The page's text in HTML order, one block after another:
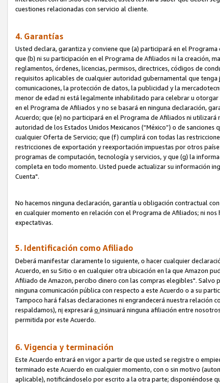
cuestiones relacionadas con servicio al cliente.
4. Garantías
Usted declara, garantiza y conviene que (a) participará en el
que (b) ni su participación en el Programa de Afiliados ni la creación,
reglamentos, órdenes, licencias, permisos, directrices, códigos de
requisitos aplicables de cualquier autoridad gubernamental que
comunicaciones, la protección de datos, la publicidad y la
menor de edad ni está legalmente inhabilitado para celebrar u
en el Programa de Afiliados y no se basará en ninguna declaración,
Acuerdo; que (e) no participará en el Programa de Afiliados ni
autoridad de los Estados Unidos Mexicanos (“México”) o de
cualquier Oferta de Servicio; que (f) cumplirá con todas las
restricciones de exportación y reexportación impuestas por otros
programas de computación, tecnología y servicios, y que (g) la
completa en todo momento. Usted puede actualizar su información
Cuenta".
No hacemos ninguna declaración, garantía u obligación contractual
en cualquier momento en relación con el Programa de Afiliados; ni
expectativas.
5. Identificación como Afiliado
Deberá manifestar claramente lo siguiente, o hacer cualquier
Acuerdo, en su Sitio o en cualquier otra ubicación en la que Amazon
Afiliado de Amazon, percibo dinero con las compras elegibles". Salvo
ninguna comunicación pública con respecto a este Acuerdo o a su
Tampoco hará falsas declaraciones ni engrandecerá nuestra relación
respaldamos), ni expresará o insinuará ninguna afiliación entre
permitida por este Acuerdo.
6. Vigencia y terminación
Este Acuerdo entrará en vigor a partir de que usted se registre o
terminado este Acuerdo en cualquier momento, con o sin motivo
aplicable), notificándoselo por escrito a la otra parte; disponiéndose